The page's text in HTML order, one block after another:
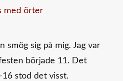
smög sig på mig. Jag var
började 11. Det
stod det visst.